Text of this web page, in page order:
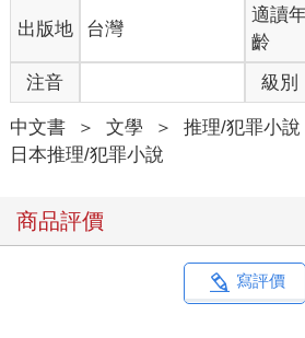
我不想刻意去聽，但我還是聽到了。一
我，原來是一個笨蛋。類似的事情遭遇
內心就不禁緊張起來。
春天上高中以後，我也沒辦法跟任何人
裡一個非常特別的人，每個同學都小心
室，我卻有一種被排除在外的感覺。
最難熬的是下課時間，同學們成群聚在
沒有手機就代表我沒有朋友，這件事情
認為無法輕鬆地與別人談話或有良好的
交不成朋友的自己是個沒用的人。
在教室裡，我經常裝出一副若無其事、
出版地 台灣
適讀
齡
注音 級別
中文書 ＞ 文學 ＞ 推理/犯罪小說
日本推理/犯罪小說
商品評價
寫評價